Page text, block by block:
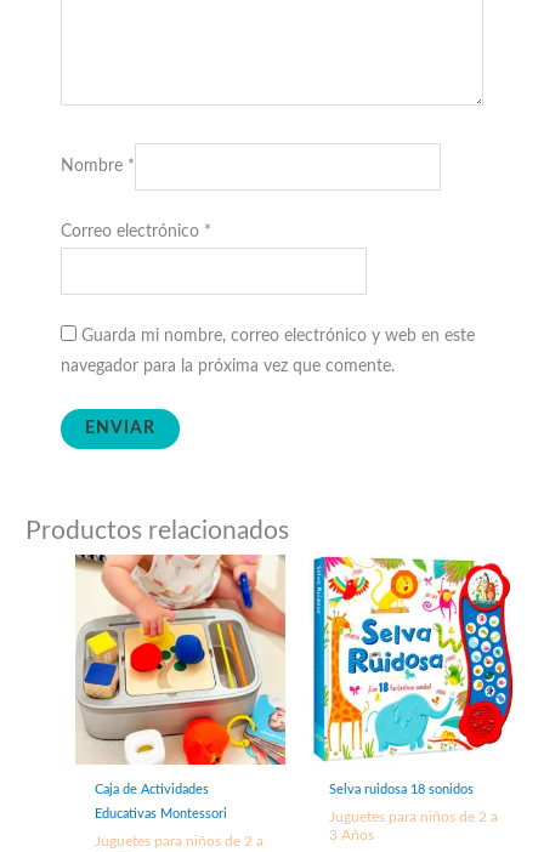
Nombre *
Correo electrónico *
Guarda mi nombre, correo electrónico y web en este
navegador para la próxima vez que comente.
Productos relacionados
Caja de Actividades
Educativas Montessori
Juguetes para niños de 2 a
Selva ruidosa 18 sonidos
Juguetes para niños de 2 a
3 Años